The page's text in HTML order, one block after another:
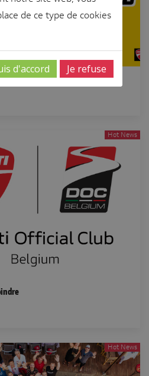
!
Hot News
Hot News
de ce type de cookies
d'accord Je refuse